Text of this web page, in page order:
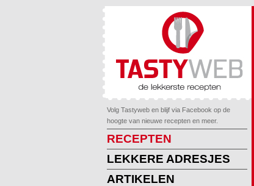
Volg Tastyweb en blijf via Facebook op de
hoogte van nieuwe recepten en meer.
RECEPTEN
LEKKERE ADRESJES
ARTIKELEN